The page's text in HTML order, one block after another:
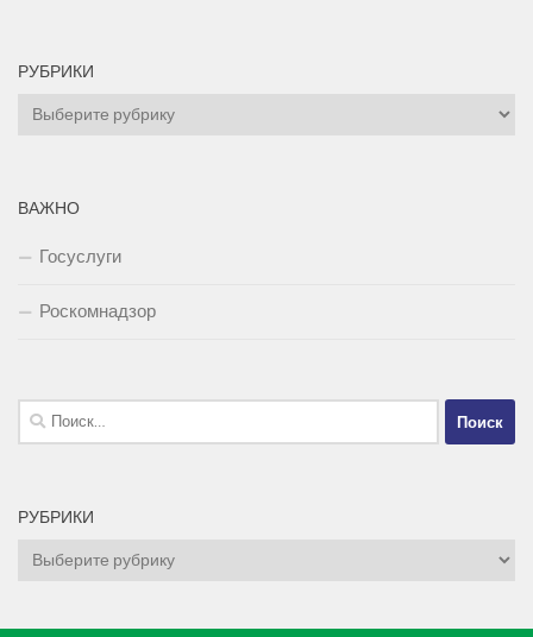
РУБРИКИ
Рубрики
ВАЖНО
Госуслуги
Роскомнадзор
Найти:
РУБРИКИ
Рубрики